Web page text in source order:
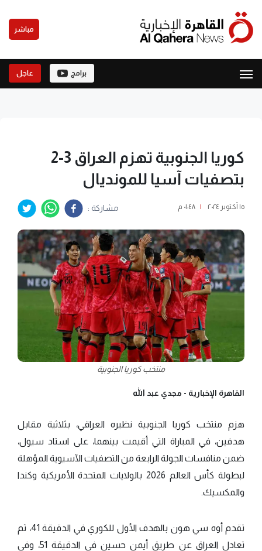
مباشر
برامج عاجل
كوريا الجنوبية تهزم العراق 3-2
بتصفيات آسيا للمونديال
١٥ أكتوبر ٢٠٢٤ | ٠١:٤٨ م مشاركة :
منتخب كوريا الجنوبية
القاهرة الإخبارية - مجدي عبد الله
هزم منتخب كوريا الجنوبية نظيره العراقي، بثلاثية مقابل
هدفين، في المباراة التي أقيمت بينهما، على استاد سيول،
ضمن منافسات الجولة الرابعة من التصفيات الآسيوية المؤهلة
لبطولة كأس العالم 2026 بالولايات المتحدة الأمريكية وكندا
والمكسيك.
تقدم أوه سي هون بالهدف الأول للكوري في الدقيقة 41، ثم
تعادل العراق عن طريق أيمن حسين في الدقيقة 51، وفي